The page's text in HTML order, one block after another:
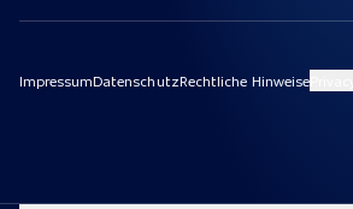
ImpressumDatenschutzRechtliche Hinweise